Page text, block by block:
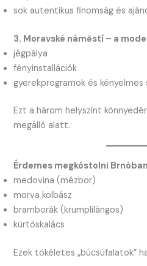
sok autentikus finomság és
3. Moravské náměstí – a
jégpálya
fényinstallációk
gyerekprogramok és
Ezt a három helyszínt
megálló alatt.
Érdemes megkóstolni
medovina (mézbor)
morva kolbász
bramborák (krumplilángos)
kürtőskalács
Ezek tökéletes „búcsúfalatok”